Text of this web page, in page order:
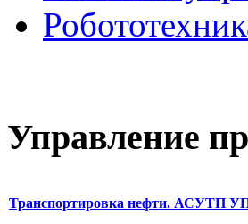
Управление
Транспортировка нефти. АСУТП